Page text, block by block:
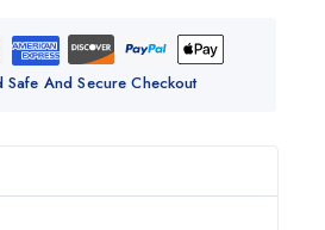
Safe And Secure Checkout